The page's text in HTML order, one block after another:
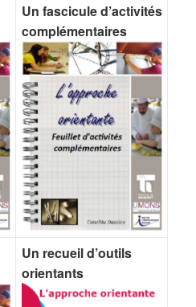
Un fascicule d’activités
complémentaires
Un recueil d’outils
orientants